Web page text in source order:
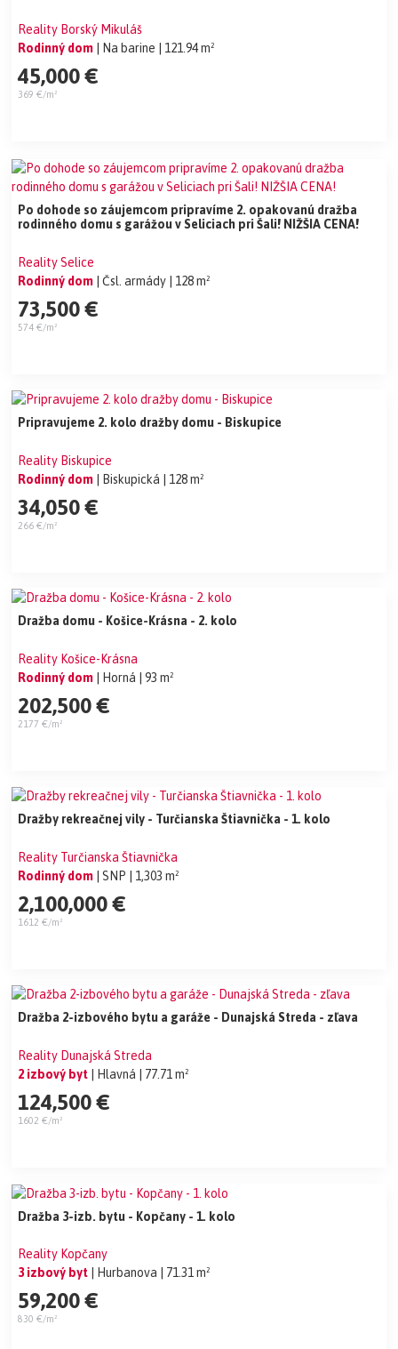
Reality Borský Mikuláš
Rodinný dom
| Na barine | 121.94 m²
45,000 €
369 €/m²
Po dohode so záujemcom pripravíme 2. opakovanú dražba
rodinného domu s garážou v Seliciach pri Šali! NIŽŠIA CENA!
Reality Selice
Rodinný dom | Čsl. armády | 128 m²
73,500 €
574 €/m²
Pripravujeme 2. kolo dražby domu - Biskupice
Reality Biskupice
Rodinný dom
| Biskupická | 128 m²
34,050 €
266 €/m²
Dražba domu - Košice-Krásna - 2. kolo
Reality Košice-Krásna
Rodinný dom
| Horná | 93 m²
202,500 €
2177 €/m²
Dražby rekreačnej vily - Turčianska Štiavnička - 1. kolo
Reality Turčianska Štiavnička
Rodinný dom
| SNP | 1,303 m²
2,100,000 €
1612 €/m²
Dražba 2-izbového bytu a garáže - Dunajská Streda - zľava
Reality Dunajská Streda
2 izbový byt
| Hlavná | 77.71 m²
124,500 €
1602 €/m²
Dražba 3-izb. bytu - Kopčany - 1. kolo
Reality Kopčany
3 izbový byt
| Hurbanova | 71.31 m²
59,200 €
830 €/m²